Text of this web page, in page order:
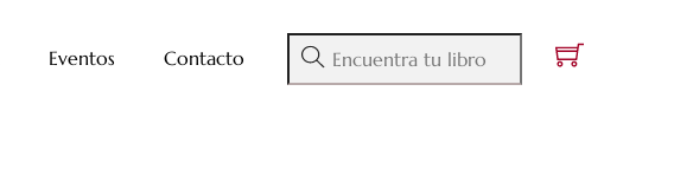
Eventos Contacto